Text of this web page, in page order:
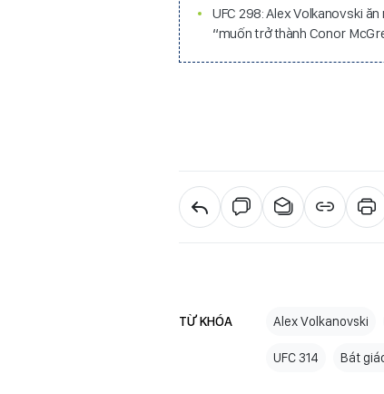
UFC 298: Alex Volkanovski
“muốn trở thành Conor
TỪ KHÓA Alex Volkanovski
UFC 314 Bát